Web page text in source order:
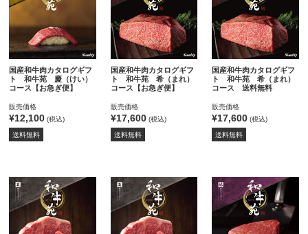
国産和牛肉カタログギフ
ト 和牛苑 慶（けい）
コース【お急ぎ便】
販売価格
¥12,100 (税込)
送料無料
国産和牛肉カタログギフ
ト 和牛苑 希（まれ）
コース【お急ぎ便】
販売価格
¥17,600(税込)
送料無料
国産和牛肉カタログギフ
ト 和牛苑 希（まれ）
コース 送料無料
販売価格
¥17,600 (税込)
送料無料